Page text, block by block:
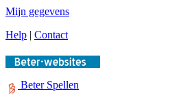
Mijn gegevens
Help | Contact
Beter Spellen